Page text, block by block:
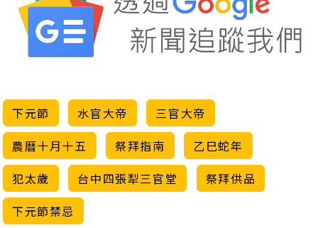
下元節 水官大帝
三官大帝
農曆十月十五
祭拜指南
乙巳蛇年
犯太歲
台中四張犁三官堂
祭拜供品
下元節禁忌